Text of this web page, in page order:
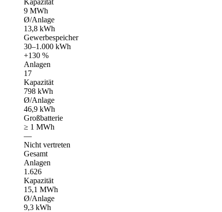
9 MWh
Ø/Anlage
13,8 kWh
Gewerbespeicher
30–1.000 kWh
+130 %
Anlagen
17
Kapazität
798 kWh
Ø/Anlage
46,9 kWh
Großbatterie
≥ 1 MWh
—
Nicht vertreten
Gesamt
Anlagen
1.626
Kapazität
15,1 MWh
Ø/Anlage
9,3 kWh